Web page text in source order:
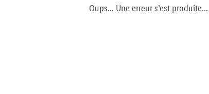
Oups... Une erreur s’est